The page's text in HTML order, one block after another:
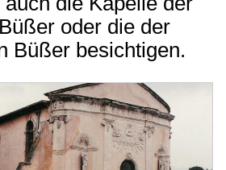
oder die der
Büßer besichtigen.